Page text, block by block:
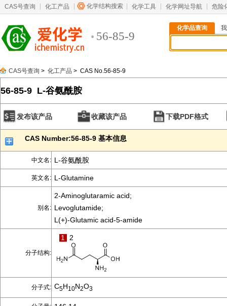
CAS号查询 化工产品 化学结构搜索 化学工具 化学网址导航 危险
56-85-9
化学品查询
CAS号查询 > 化工产品 > CAS No.56-85-9
56-85-9 L-谷氨酰胺
发布该产品 收藏该产品 下载PDF格式
CAS Number:56-85-9 基本信息
中文名: L-谷氨酰胺
英文名: L-Glutamine
别名:
2-Aminoglutaramic acid;
Levoglutamide;
L(+)-Glutamic acid-5-amide
分子结构:
1 2
分子式: C5H10N2O3